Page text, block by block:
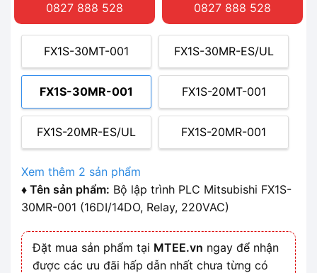
0827 888 528
0827 888 528
FX1S-30MT-001 FX1S-30MR-ES/UL
FX1S-30MR-001 FX1S-20MT-001
FX1S-20MR-ES/UL FX1S-20MR-001
Xem thêm 2 sản phẩm
♦ Tên sản phẩm: Bộ lập trình PLC Mitsubishi FX1S-
30MR-001 (16DI/14DO, Relay, 220VAC)
Đặt mua sản phẩm tại MTEE.vn ngay để nhận
được các ưu đãi hấp dẫn nhất chưa từng có